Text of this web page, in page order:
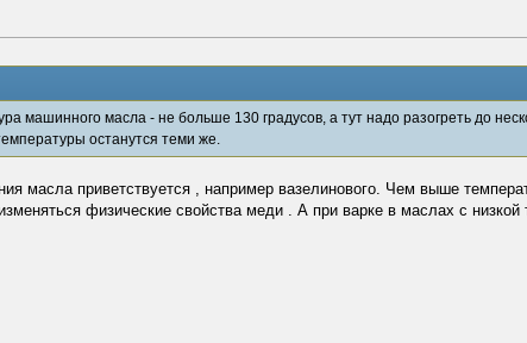
машинного масла - не больше 130 градусов, а тут надо разогреть до
останутся теми же.
масла приветствуется , например вазелинового. Чем выше
физические свойства меди . А при варке в маслах с